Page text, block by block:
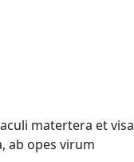
matertera et visa
ab opes virum